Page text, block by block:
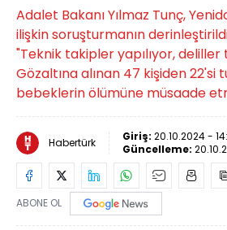
Adalet Bakanı Yılmaz Tunç,
ilişkin soruşturmanın
"Teknik takipler yapılıyor, deliller
Gözaltına alınan 47 kişiden 22'si
bebeklerin ölümüne müsaade
Habertürk Giriş: 20.10.2024 -
Güncelleme:
ABONE OL